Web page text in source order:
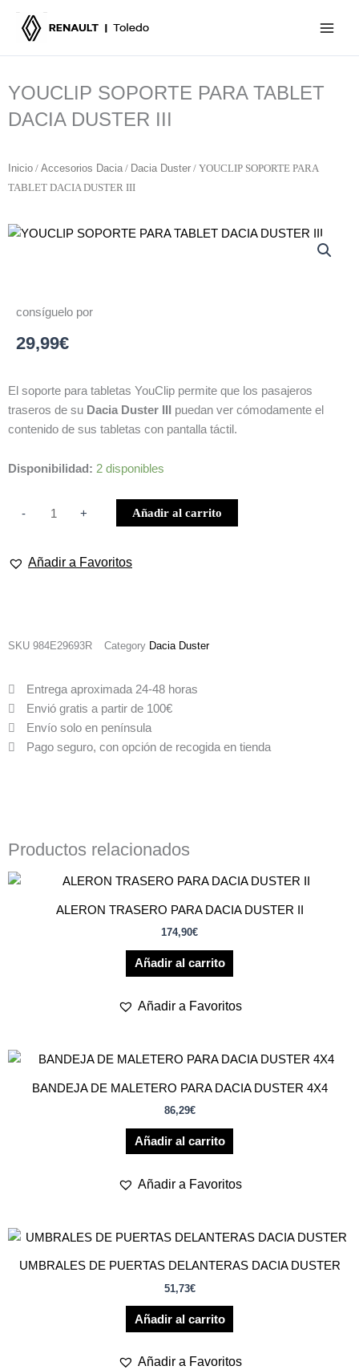
YOUCLIP SOPORTE PARA TABLET
DACIA DUSTER III
Inicio / Accesorios Dacia / Dacia Duster / YOUCLIP SOPORTE PARA
TABLET DACIA DUSTER III
consíguelo por
29,99€
El soporte para tabletas YouClip permite que los pasajeros
traseros de su Dacia Duster III
puedan ver cómodamente el
contenido de sus tabletas con pantalla táctil.
Disponibilidad: 2 disponibles
-
YOUCLIP
DUSTER
+ Añadir al carrito
Añadir a Favoritos
SKU 984E29693R Category Dacia Duster
Entrega aproximada 24-48 horas
Envió gratis a partir de 100€
Envío solo en península
Pago seguro, con opción de recogida en tienda
Productos relacionados
ALERON TRASERO PARA DACIA DUSTER II
174,90€
Añadir al carrito
Añadir a Favoritos
BANDEJA DE MALETERO PARA DACIA DUSTER 4X4
86,29€
Añadir al carrito
Añadir a Favoritos
UMBRALES DE PUERTAS DELANTERAS DACIA DUSTER
51,73€
Añadir al carrito
Añadir a Favoritos